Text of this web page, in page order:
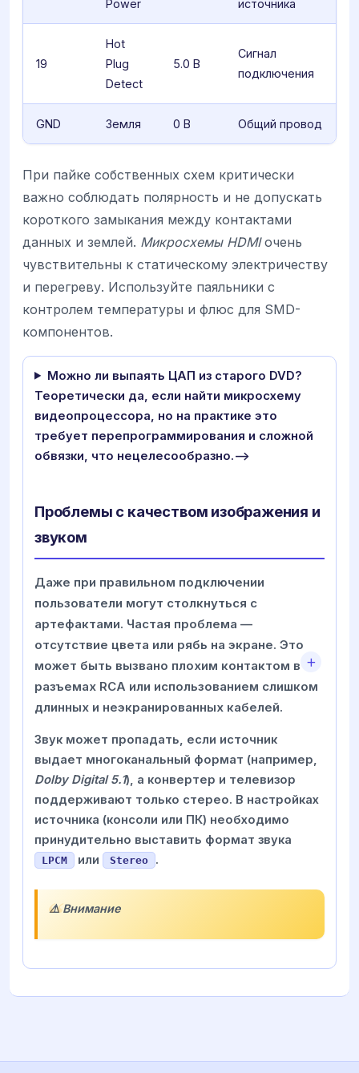
Power источника
19
Hot
Plug
Detect
5.0 В
Сигнал
подключения
GND Земля 0 В Общий провод
При пайке собственных схем критически
важно соблюдать полярность и не допускать
короткого замыкания между контактами
данных и землей. Микросхемы HDMIочень
чувствительны к статическому электричеству
и перегреву. Используйте паяльники с
контролем температуры и флюс для SMD-
компонентов.
Можно ли выпаять ЦАП из старого DVD?
Теоретически да, если найти микросхему
видеопроцессора, но на практике это
требует перепрограммирования и сложной
обвязки, что нецелесообразно.-->
Проблемы с качеством изображения и
звуком
Даже при правильном подключении
пользователи могут столкнуться с
артефактами. Частая проблема —
отсутствие цвета или рябь на экране. Это
может быть вызвано плохим контактом в
разъемах RCA или использованием слишком
длинных и неэкранированных кабелей.
Звук может пропадать, если источник
выдает многоканальный формат (например,
Dolby Digital 5.1), а конвертер и телевизор
поддерживают только стерео. В настройках
источника (консоли или ПК) необходимо
принудительно выставить формат звука
LPCM или Stereo .
⚠️ Внимание